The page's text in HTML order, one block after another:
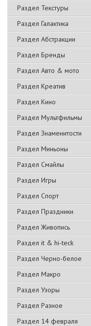
Раздел Текстуры
Раздел Галактика
Раздел Абстракции
Раздел Бренды
Раздел Авто & мото
Раздел Креатив
Раздел Кино
Раздел Мультфильмы
Раздел Знаменитости
Раздел Миньоны
Раздел Смайлы
Раздел Игры
Раздел Спорт
Раздел Праздники
Раздел Живопись
Раздел it & hi-teck
Раздел Черно-белое
Раздел Макро
Раздел Узоры
Раздел Разное
Раздел 14 февраля